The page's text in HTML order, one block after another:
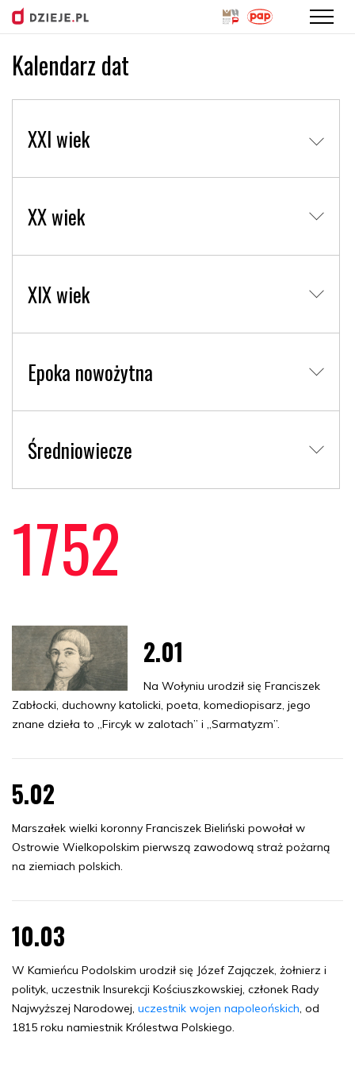
Kalendarz dat
1752
2.01
Na Wołyniu urodził się Franciszek
Zabłocki, duchowny katolicki, poeta, komediopisarz, jego
znane dzieła to „Fircyk w zalotach” i „Sarmatyzm”.
5.02
Marszałek wielki koronny Franciszek Bieliński powołał w
Ostrowie Wielkopolskim pierwszą zawodową straż pożarną
na ziemiach polskich.
10.03
W Kamieńcu Podolskim urodził się Józef Zajączek, żołnierz i
polityk, uczestnik Insurekcji Kościuszkowskiej, członek Rady
Najwyższej Narodowej, uczestnik wojen napoleońskich, od
1815 roku namiestnik Królestwa Polskiego.
XXI wiek
XX wiek
XIX wiek
Epoka nowożytna
Średniowiecze